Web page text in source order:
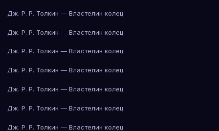
Дж. Р. Р. Толкин — Властелин колец
Дж. Р. Р. Толкин — Властелин колец
Дж. Р. Р. Толкин — Властелин колец
Дж. Р. Р. Толкин — Властелин колец
Дж. Р. Р. Толкин — Властелин колец
Дж. Р. Р. Толкин — Властелин колец
Дж. Р. Р. Толкин — Властелин колец